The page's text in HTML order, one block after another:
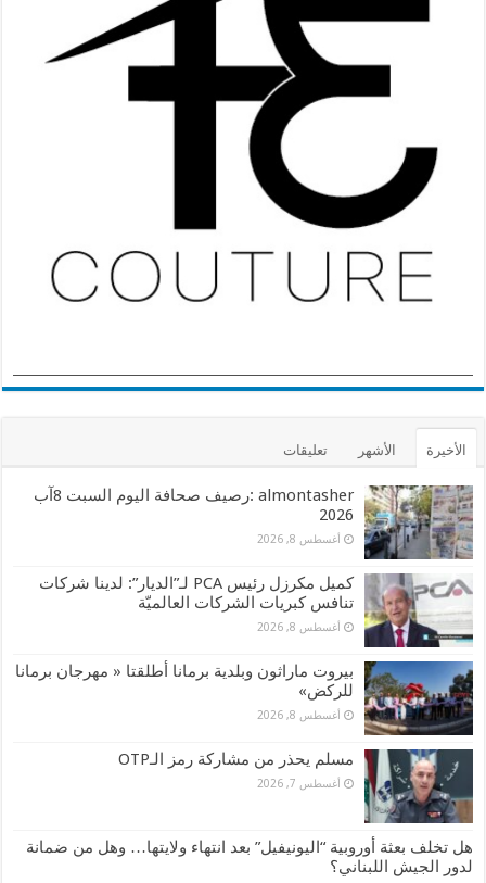
الأخيرة الأشهر تعليقات
almontasher :رصيف صحافة اليوم السبت 8آب
2026
أغسطس 8, 2026
كميل مكرزل رئيس PCA لـ”الديار”: لدينا شركات
تنافس كبريات الشركات العالميّة
أغسطس 8, 2026
بيروت ماراثون وبلدية برمانا أطلقتا « مهرجان برمانا
للركض»
أغسطس 8, 2026
مسلم يحذر من مشاركة رمز الـOTP
أغسطس 7, 2026
هل تخلف بعثة أوروبية “اليونيفيل” بعد انتهاء ولايتها… وهل من ضمانة
لدور الجيش اللبناني؟